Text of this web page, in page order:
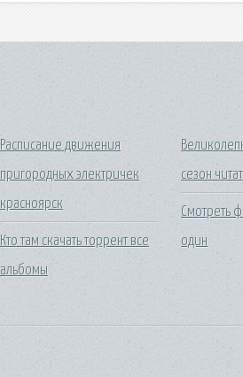
Расписание движения
пригородных электричек
красноярск
Кто там скачать торрент все
альбомы
сезон
Смотреть
один